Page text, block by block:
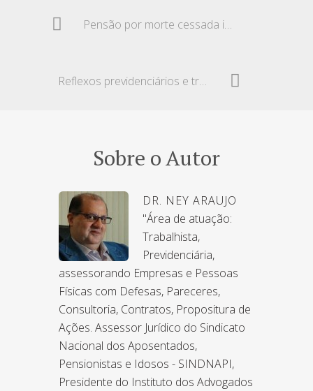
Pensão por morte cessada indevidamente e indenização por dano moral
Reflexos previdenciários e trabalhistas por desvio de função e acidente de trabalho
Sobre o Autor
DR. NEY ARAUJO
"Área de atuação:
Trabalhista,
Previdenciária,
assessorando Empresas e Pessoas
Físicas com Defesas, Pareceres,
Consultoria, Contratos, Propositura de
Ações. Assessor Jurídico do Sindicato
Nacional dos Aposentados,
Pensionistas e Idosos - SINDNAPI,
Presidente do Instituto dos Advogados